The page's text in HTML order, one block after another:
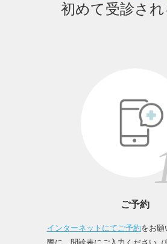
初めて受診さ
ご予約
インターネットにてご予約をお願
際に、問診表にご入力ください（